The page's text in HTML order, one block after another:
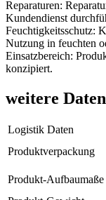
Reparaturen:
Kundendienst
Feuchtigkeitsschutz:
Nutzung in feuchten
Einsatzbereich:
konzipiert.
weitere Daten
Logistik Daten
Produktverpackung
Produkt-Aufbaumaße